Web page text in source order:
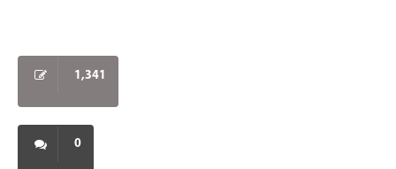
1,341
0